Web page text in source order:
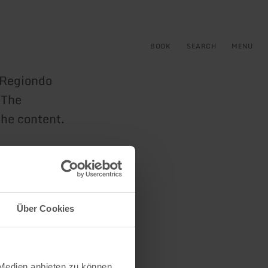
Über Cookies
BOOK SEARCH MENU
content.